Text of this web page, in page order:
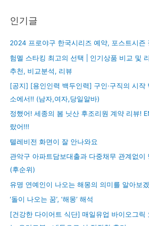
인기글
2024 프로야구 한국시리즈 예약, 포스트시즌
험멜 스타킹 최고의 선택 | 인기상품 비교 및
추천, 비교분석, 리뷰
[공지] [용인인력 백두인력] 구인·구직의 시작
소에서!! (남자,여자,당일알바)
정했어! 세종의 봄 닛산 후조리원 계약 리뷰!
랐어!!!
텔레비전 화면이 잘 안나와요
관악구 아파트담보대출과 다중채무 관계없이
(후순위)
유명 연예인이 나오는 해몽의 의미를 알아보
‘돌이 나오는 꿈’, ‘해몽’ 해석
[건강한 다이어트 식단] 매일유업 바이오그릭